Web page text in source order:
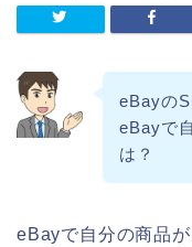
eBayの
eBayで
は？
eBayで自分の商品